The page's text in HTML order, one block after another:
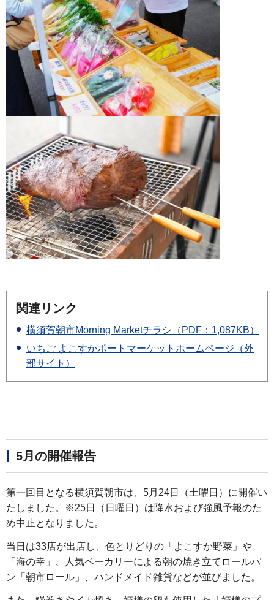
関連リンク
横須賀朝市Morning Marketチラシ（PDF：1,087KB）
いちご よこすかポートマーケットホームページ（外
部サイト）
5月の開催報告
第一回目となる横須賀朝市は、5月24日（土曜日）に開催い
たしました。※25日（日曜日）は降水および強風予報のた
め中止となりました。
当日は33店が出店し、色とりどりの「よこすか野菜」や
「海の幸」、人気ベーカリーによる朝の焼き立てロールパ
ン「朝市ロール」、ハンドメイド雑貨などが並びました。